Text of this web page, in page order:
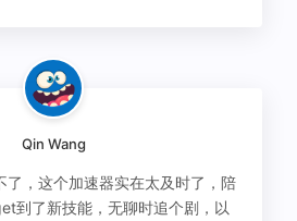
Qin Wang
了，这个加速器实在太及时了，陪
到了新技能，无聊时追个剧，以